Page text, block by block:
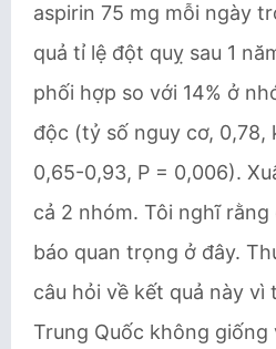
aspirin 75 mg mỗi ngày
quả tỉ lệ đột quỵ sau 1
phối hợp so với 14% ở
độc (tỷ số nguy cơ, 0,78,
0,65-0,93, P = 0,006).
cả 2 nhóm. Tôi nghĩ
báo quan trọng ở đây.
câu hỏi về kết quả này vì
Trung Quốc không